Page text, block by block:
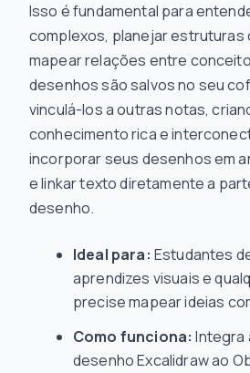
Isso é fundamental para
complexos, planejar estruturas
mapear relações entre
desenhos são salvos no seu
vinculá-los a outras notas,
conhecimento rica e
incorporar seus desenhos em
e linkar texto diretamente a
desenho.
Ideal para: Estudantes
aprendizes visuais e
precise mapear ideias
Como funciona: Integra
desenho Excalidraw ao